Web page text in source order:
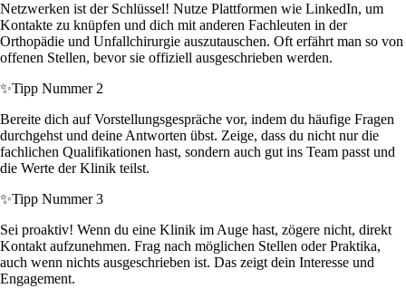
Netzwerken ist der Schlüssel! Nutze Plattformen wie LinkedIn, um
Kontakte zu knüpfen und dich mit anderen Fachleuten in der
Orthopädie und Unfallchirurgie auszutauschen. Oft erfährt man so von
offenen Stellen, bevor sie offiziell ausgeschrieben werden.
✨Tipp Nummer 2
Bereite dich auf Vorstellungsgespräche vor, indem du häufige Fragen
durchgehst und deine Antworten übst. Zeige, dass du nicht nur die
fachlichen Qualifikationen hast, sondern auch gut ins Team passt und
die Werte der Klinik teilst.
✨Tipp Nummer 3
Sei proaktiv! Wenn du eine Klinik im Auge hast, zögere nicht, direkt
Kontakt aufzunehmen. Frag nach möglichen Stellen oder Praktika,
auch wenn nichts ausgeschrieben ist. Das zeigt dein Interesse und
Engagement.